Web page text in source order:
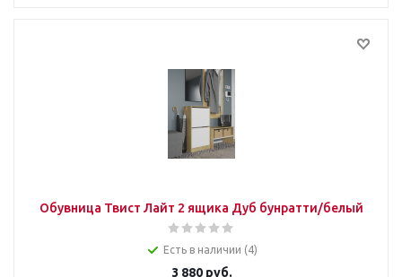
Обувница Твист Лайт 2 ящика Дуб бунратти/белый
Есть в наличии (4)
3 880руб.